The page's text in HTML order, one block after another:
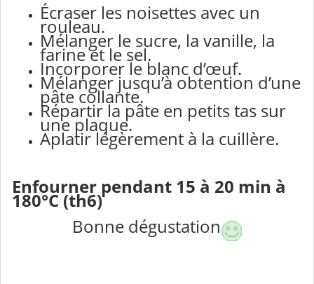
Écraser les noisettes avec un
rouleau.
Mélanger le sucre, la vanille, la
farine et le sel.
Incorporer le blanc d’œuf.
Mélanger jusqu’à obtention d’une
pâte collante.
Répartir la pâte en petits tas sur
une plaque.
Aplatir légèrement à la cuillère.
Enfourner pendant 15 à 20 min à
180°C (th6)
Bonne dégustation